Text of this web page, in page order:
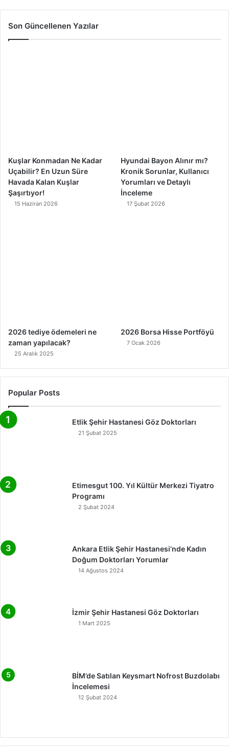
c
Son Güncellenen Yazılar
Kuşlar Konmadan Ne Kadar
Uçabilir? En Uzun Süre
Havada Kalan Kuşlar
Şaşırtıyor!
15 Haziran 2026
Hyundai Bayon Alınır mı?
Kronik Sorunlar, Kullanıcı
Yorumları ve Detaylı
İnceleme
17 Şubat 2026
2026 tediye ödemeleri ne
zaman yapılacak?
25 Aralık 2025
2026 Borsa Hisse Portföyü
7 Ocak 2026
Popular Posts
Etlik Şehir Hastanesi Göz Doktorları
21 Şubat 2025
Etimesgut 100. Yıl Kültür Merkezi Tiyatro
Programı
2 Şubat 2024
Ankara Etlik Şehir Hastanesi’nde Kadın
Doğum Doktorları Yorumlar
14 Ağustos 2024
İzmir Şehir Hastanesi Göz Doktorları
1 Mart 2025
BİM’de Satılan Keysmart Nofrost Buzdolabı
İncelemesi
12 Şubat 2024